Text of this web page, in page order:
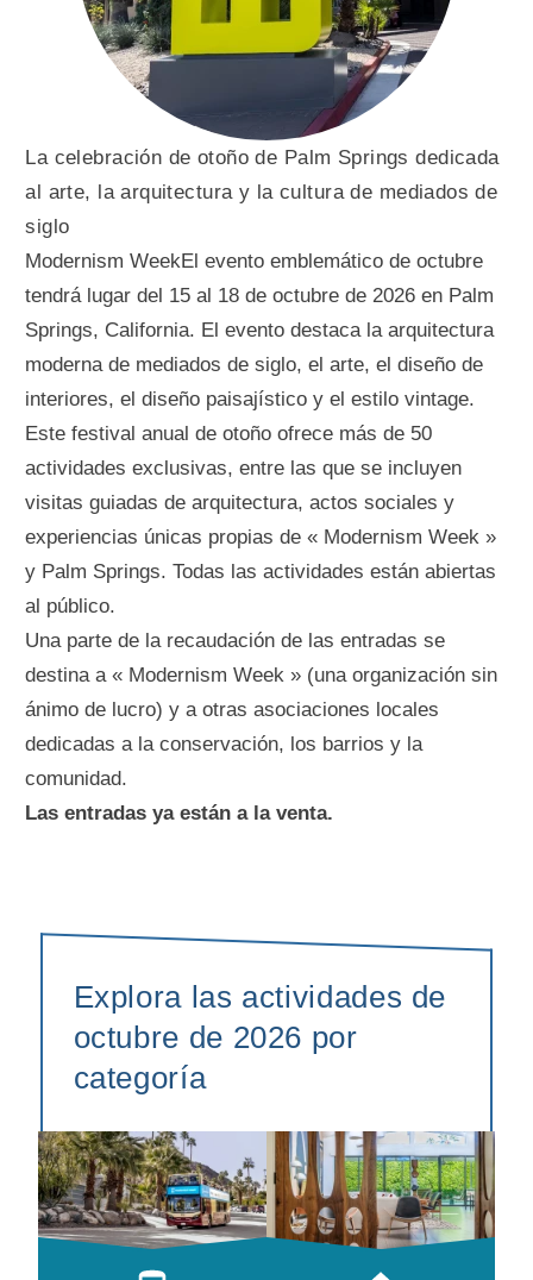
La celebración de otoño de Palm Springs dedicada
al arte, la arquitectura y la cultura de mediados de
siglo
Modernism WeekEl evento emblemático de octubre
tendrá lugar del 15 al 18 de octubre de 2026 en Palm
Springs, California. El evento destaca la arquitectura
moderna de mediados de siglo, el arte, el diseño de
interiores, el diseño paisajístico y el estilo vintage.
Este festival anual de otoño ofrece más de 50
actividades exclusivas, entre las que se incluyen
visitas guiadas de arquitectura, actos sociales y
experiencias únicas propias de « Modernism Week »
y Palm Springs. Todas las actividades están abiertas
al público.
Una parte de la recaudación de las entradas se
destina a « Modernism Week » (una organización sin
ánimo de lucro) y a otras asociaciones locales
dedicadas a la conservación, los barrios y la
comunidad.
Las entradas ya están a la venta.
Explora las actividades de
octubre de 2026 por
categoría